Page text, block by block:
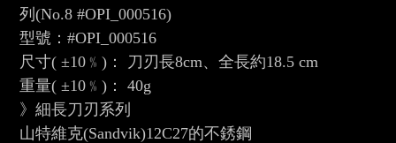
列(No.8 #OPI_000516)
型號：#OPI_000516
尺寸( ±10﹪)： 刀刃長8cm、全長約18.5 cm
重量( ±10﹪)： 40g
》細長刀刃系列
山特維克(Sandvik)12C27的不銹鋼